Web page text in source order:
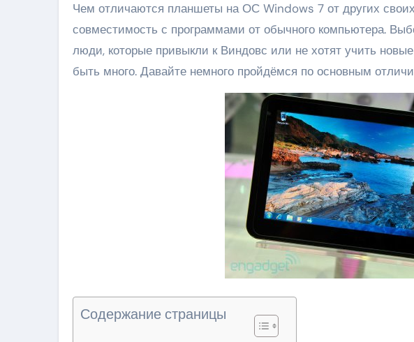
Чем отличаются планшеты на ОС Windows 7 от других своих собратьев. Главное достоинство – полная
совместимость с программами от обычного компьютера.
люди, которые привыкли к Виндовс или не хотят учить
быть много. Давайте немного пройдёмся по основным
Содержание страницы